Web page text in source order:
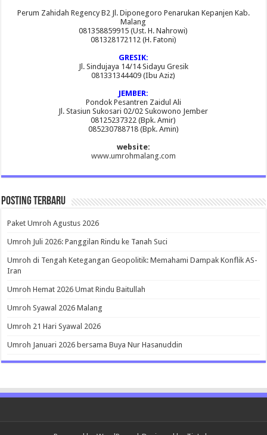
Perum Zahidah Regency B2 Jl. Diponegoro Penarukan Kepanjen Kab.
Malang
081358859915 (Ust. H. Nahrowi)
081328172112 (H. Fatoni)
GRESIK:
Jl. Sindujaya 14/14 Sidayu Gresik
081331344409 (Ibu Aziz)
JEMBER:
Pondok Pesantren Zaidul Ali
Jl. Stasiun Sukosari 02/02 Sukowono Jember
08125237322 (Bpk. Amir)
085230788718 (Bpk. Amin)
website:
www.umrohmalang.com
Posting Terbaru
Paket Umroh Agustus 2026
Umroh Juli 2026: Panggilan Rindu ke Tanah Suci
Umroh di Tengah Ketegangan Geopolitik: Memahami Dampak Konflik AS-
Iran
Umroh Hemat 2026 Umat Rindu Baitullah
Umroh Syawal 2026 Malang
Umroh 21 Hari Syawal 2026
Umroh Januari 2026 bersama Buya Nur Hasanuddin